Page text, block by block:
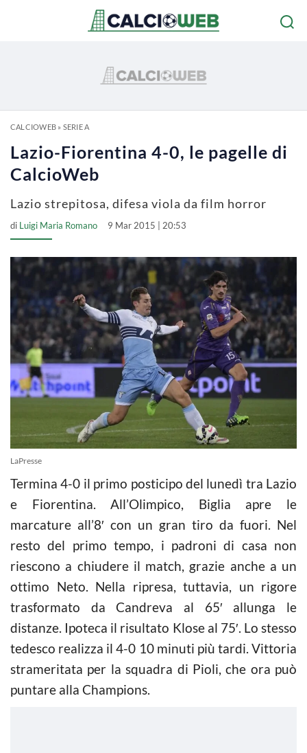
CALCIOWEB» SERIE A
Lazio-Fiorentina 4-0, le pagelle di
CalcioWeb
Lazio strepitosa, difesa viola da film horror
di Luigi Maria Romano 9 Mar 2015 | 20:53
LaPresse
Termina 4-0 il primo posticipo del lunedì tra Lazio
e Fiorentina. All’Olimpico, Biglia apre le
marcature all’8′ con un gran tiro da fuori. Nel
resto del primo tempo, i padroni di casa non
riescono a chiudere il match, grazie anche a un
ottimo Neto. Nella ripresa, tuttavia, un rigore
trasformato da Candreva al 65′ allunga le
distanze. Ipoteca il risultato Klose al 75′. Lo stesso
tedesco realizza il 4-0 10 minuti più tardi. Vittoria
strameritata per la squadra di Pioli, che ora può
puntare alla Champions.